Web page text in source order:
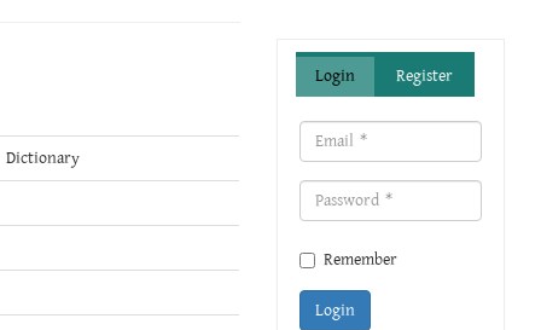
Dictionary
Login Register
Remember
Login